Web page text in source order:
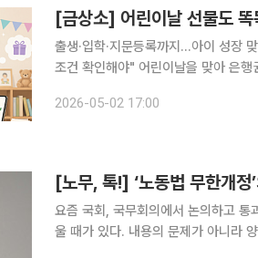
[금상소] 어린이날 선물도
출생·입학·지문등록까지…아이 성장
조건 확인해야" 어린이날을 맞아 은행권의 아동·육아가구 특화 예·적금 상품이 주목받고 있다. 단순
2026-05-02 17:00
[노무, 톡!] ‘노동법 무한개정
요즘 국회, 국무회의에서 논의하고 통
울 때가 있다. 내용의 문제가 아니라